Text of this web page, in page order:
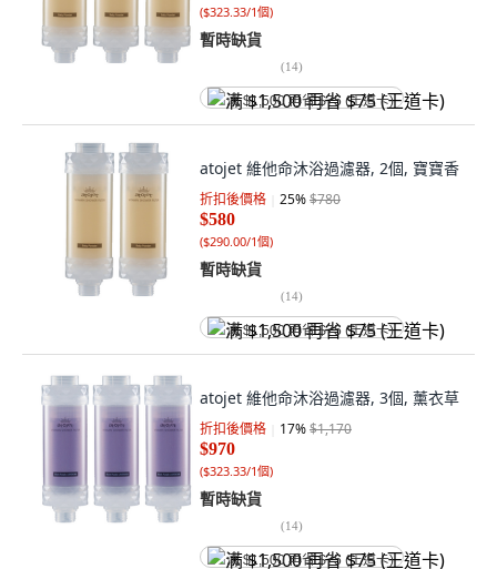
($323.33/1個)
暫時缺貨
(14)
满 $1,500 再省 $75 (王道卡)
atojet 維他命沐浴過濾器, 2個, 寶寶香
折扣後價格 25%$780
$580
($290.00/1個)
暫時缺貨
(14)
满 $1,500 再省 $75 (王道卡)
atojet 維他命沐浴過濾器, 3個, 薰衣草
折扣後價格 17%$1,170
$970
($323.33/1個)
暫時缺貨
(14)
满 $1,500 再省 $75 (王道卡)